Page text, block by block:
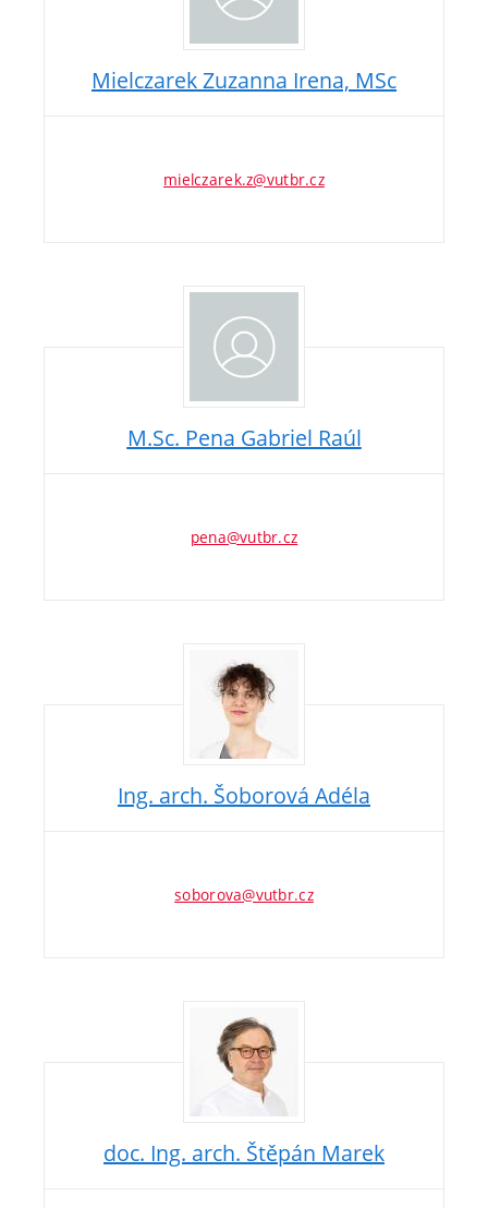
Mielczarek Zuzanna Irena, MSc
mielczarek.z@vutbr.cz
M.Sc. Pena Gabriel Raúl
pena@vutbr.cz
Ing. arch. Šoborová Adéla
soborova@vutbr.cz
doc. Ing. arch. Štěpán Marek